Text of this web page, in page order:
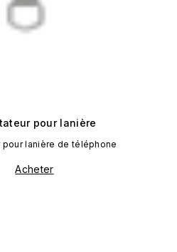
pour lanière
pour lanière de téléphone
Acheter